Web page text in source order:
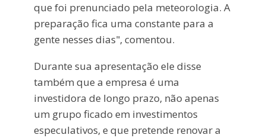
que foi prenunciado pela meteorologia. A
preparação fica uma constante para a
gente nesses dias", comentou.
Durante sua apresentação ele disse
também que a empresa é uma
investidora de longo prazo, não apenas
um grupo ficado em investimentos
especulativos, e que pretende renovar a